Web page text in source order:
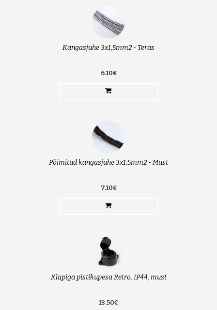
Kangasjuhe 3x1,5mm2 - Teras
6.10€
Põimitud kangasjuhe 3x1.5mm2 - Must
7.10€
Klapiga pistikupesa Retro, IP44, must
13.50€